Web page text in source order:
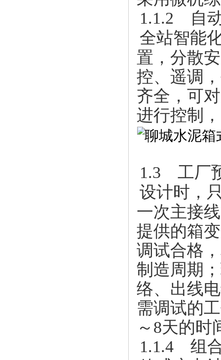
1.1.2 自
全站智能
置，分散
控、遥调
齐全，可
进行控制
1.3 工厂
设计时，
一次主接
提供的箱
调试合格
制造周期
络、出线
需调试的
～8天的时
1.1.4 组